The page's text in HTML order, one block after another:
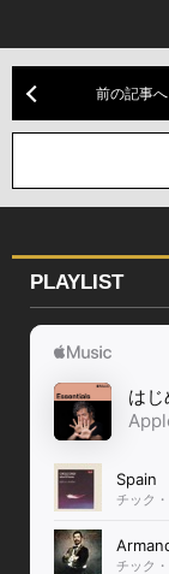
前の記事へ
PLAYLIST